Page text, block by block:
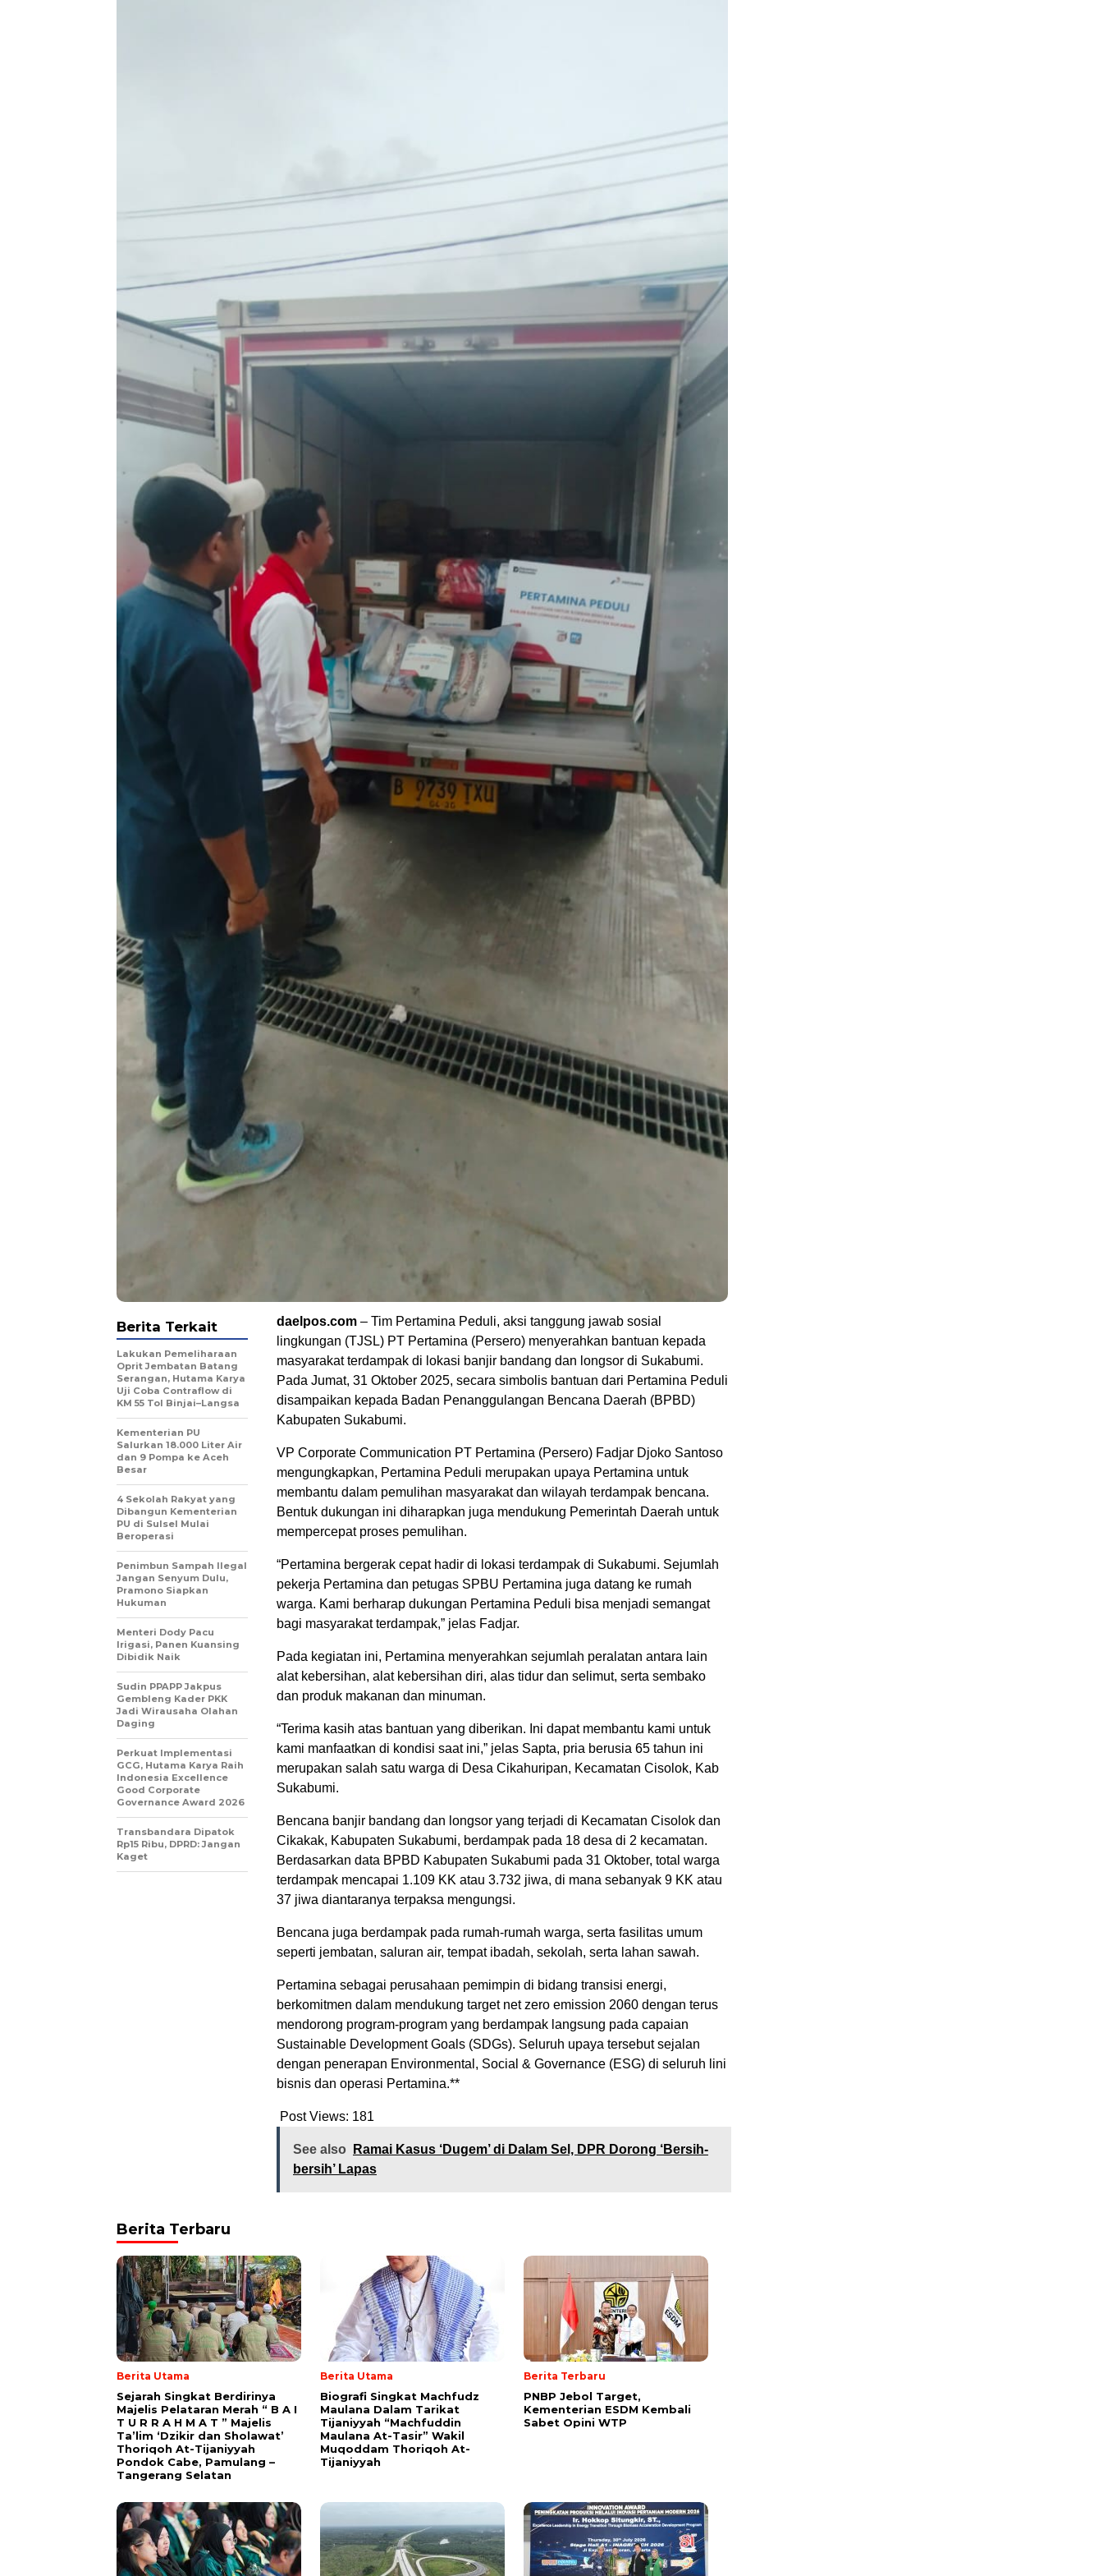
daelpos.com – Tim Pertamina Peduli, aksi tanggung jawab sosial
lingkungan (TJSL) PT Pertamina (Persero) menyerahkan bantuan kepada
masyarakat terdampak di lokasi banjir bandang dan longsor di Sukabumi.
Pada Jumat, 31 Oktober 2025, secara simbolis bantuan dari Pertamina Peduli
disampaikan kepada Badan Penanggulangan Bencana Daerah (BPBD)
Kabupaten Sukabumi.
VP Corporate Communication PT Pertamina (Persero) Fadjar Djoko Santoso
mengungkapkan, Pertamina Peduli merupakan upaya Pertamina untuk
membantu dalam pemulihan masyarakat dan wilayah terdampak bencana.
Bentuk dukungan ini diharapkan juga mendukung Pemerintah Daerah untuk
mempercepat proses pemulihan.
“Pertamina bergerak cepat hadir di lokasi terdampak di Sukabumi. Sejumlah
pekerja Pertamina dan petugas SPBU Pertamina juga datang ke rumah
warga. Kami berharap dukungan Pertamina Peduli bisa menjadi semangat
bagi masyarakat terdampak,” jelas Fadjar.
Pada kegiatan ini, Pertamina menyerahkan sejumlah peralatan antara lain
alat kebersihan, alat kebersihan diri, alas tidur dan selimut, serta sembako
dan produk makanan dan minuman.
“Terima kasih atas bantuan yang diberikan. Ini dapat membantu kami untuk
kami manfaatkan di kondisi saat ini,” jelas Sapta, pria berusia 65 tahun ini
merupakan salah satu warga di Desa Cikahuripan, Kecamatan Cisolok, Kab
Sukabumi.
Bencana banjir bandang dan longsor yang terjadi di Kecamatan Cisolok dan
Cikakak, Kabupaten Sukabumi, berdampak pada 18 desa di 2 kecamatan.
Berdasarkan data BPBD Kabupaten Sukabumi pada 31 Oktober, total warga
terdampak mencapai 1.109 KK atau 3.732 jiwa, di mana sebanyak 9 KK atau
37 jiwa diantaranya terpaksa mengungsi.
Bencana juga berdampak pada rumah-rumah warga, serta fasilitas umum
seperti jembatan, saluran air, tempat ibadah, sekolah, serta lahan sawah.
Pertamina sebagai perusahaan pemimpin di bidang transisi energi,
berkomitmen dalam mendukung target net zero emission 2060 dengan terus
mendorong program-program yang berdampak langsung pada capaian
Sustainable Development Goals (SDGs). Seluruh upaya tersebut sejalan
dengan penerapan Environmental, Social & Governance (ESG) di seluruh lini
bisnis dan operasi Pertamina.**
Post Views: 181
See also
Ramai Kasus ‘Dugem’ di Dalam Sel, DPR Dorong ‘Bersih-
bersih’ Lapas
Berita Terkait
Lakukan Pemeliharaan
Oprit Jembatan Batang
Serangan, Hutama Karya
Uji Coba Contraflow di
KM 55 Tol Binjai–Langsa
Kementerian PU
Salurkan 18.000 Liter Air
dan 9 Pompa ke Aceh
Besar
4 Sekolah Rakyat yang
Dibangun Kementerian
PU di Sulsel Mulai
Beroperasi
Penimbun Sampah Ilegal
Jangan Senyum Dulu,
Pramono Siapkan
Hukuman
Menteri Dody Pacu
Irigasi, Panen Kuansing
Dibidik Naik
Sudin PPAPP Jakpus
Gembleng Kader PKK
Jadi Wirausaha Olahan
Daging
Perkuat Implementasi
GCG, Hutama Karya Raih
Indonesia Excellence
Good Corporate
Governance Award 2026
Transbandara Dipatok
Rp15 Ribu, DPRD: Jangan
Kaget
Berita Terbaru
Berita Utama
Sejarah Singkat Berdirinya
Majelis Pelataran Merah “ B A I
T U R R A H M A T ” Majelis
Ta’lim ‘Dzikir dan Sholawat’
Thoriqoh At-Tijaniyyah
Pondok Cabe, Pamulang –
Tangerang Selatan
Berita Utama
Biografi Singkat Machfudz
Maulana Dalam Tarikat
Tijaniyyah “Machfuddin
Maulana At-Tasir” Wakil
Muqoddam Thoriqoh At-
Tijaniyyah
Berita Terbaru
PNBP Jebol Target,
Kementerian ESDM Kembali
Sabet Opini WTP